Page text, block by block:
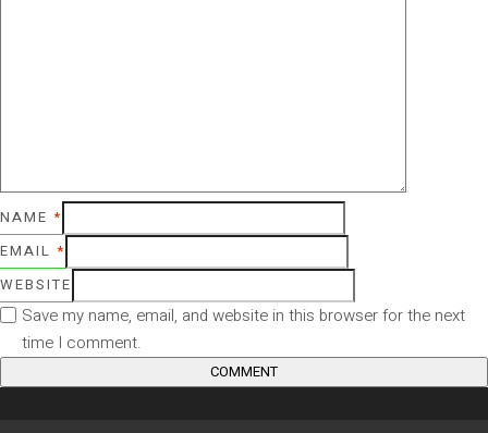
NAME *
EMAIL *
WEBSITE
Save my name, email, and website in this browser for the next
time I comment.